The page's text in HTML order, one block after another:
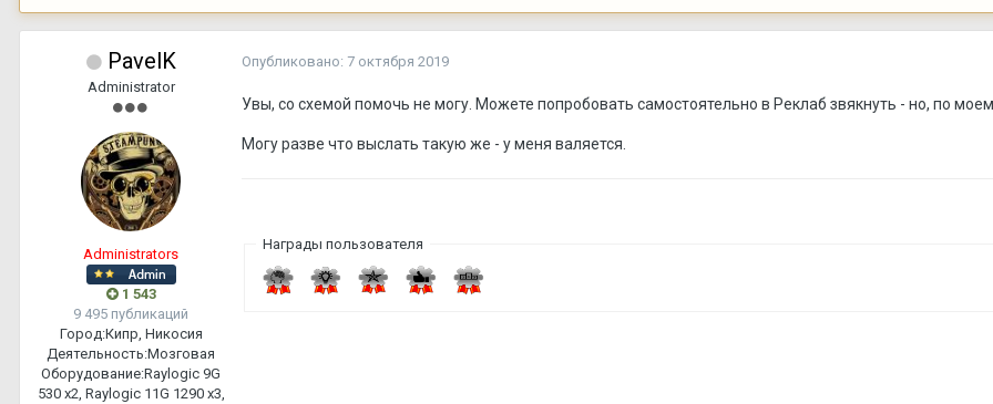
PavelK
Administrator
Administrators
1 543
9 495 публикаций
Город:Кипр, Никосия
Деятельность:Мозговая
Оборудование:Raylogic 9G
530 х2, Raylogic 11G 1290 х3,
Опубликовано: 7 октября 2019
Увы, со схемой помочь не могу. Можете попробовать самостоятельно в Реклаб звякнуть - но, по
Могу разве что выслать такую же - у меня валяется.
Награды пользователя